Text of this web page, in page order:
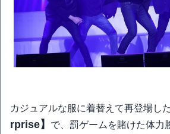
カジュアルな服に着替えて再登場し
rprise】
で、罰ゲームを賭けた体力